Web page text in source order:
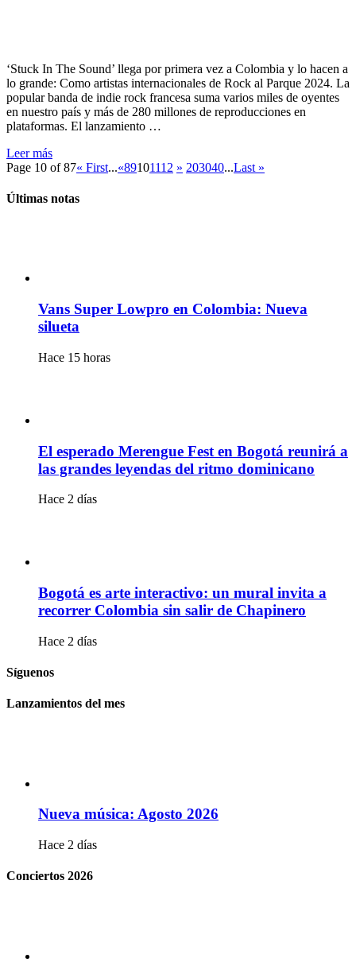
‘Stuck In The Sound’ llega por primera vez a Colombia y lo hacen a
lo grande: Como artistas internacionales de Rock al Parque 2024. La
popular banda de indie rock francesa suma varios miles de oyentes
en nuestro país y más de 280 millones de reproducciones en
plataformas. El lanzamiento …
Leer más
Page 10 of 87« First...«89101112 » 203040...Last »
Últimas notas
Vans Super Lowpro en Colombia: Nueva
silueta
Hace 15 horas
El esperado Merengue Fest en Bogotá reunirá a
las grandes leyendas del ritmo dominicano
Hace 2 días
Bogotá es arte interactivo: un mural invita a
recorrer Colombia sin salir de Chapinero
Hace 2 días
Síguenos
Lanzamientos del mes
Nueva música: Agosto 2026
Hace 2 días
Conciertos 2026